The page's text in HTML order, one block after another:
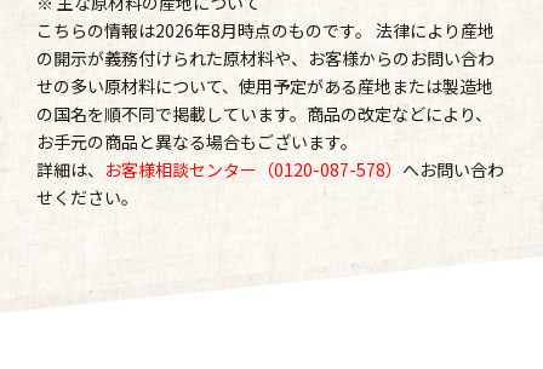
こちらの情報は2026年8月時点のものです。 法律により産地
の開示が義務付けられた原材料や、お客様からのお問い合わ
せの多い原材料について、使用予定がある産地または製造地
の国名を順不同で掲載しています。商品の改定などにより、
お手元の商品と異なる場合もございます。
詳細は、 お客様相談センター（0120-087-578） へお問い合わ
せください。